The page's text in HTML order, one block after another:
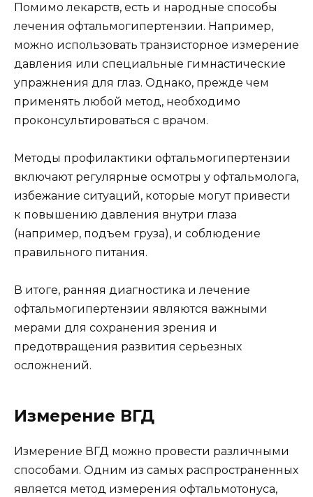
Помимо лекарств, есть и народные способы
лечения офтальмогипертензии. Например,
можно использовать транзисторное измерение
давления или специальные гимнастические
упражнения для глаз. Однако, прежде чем
применять любой метод, необходимо
проконсультироваться с врачом.
Методы профилактики офтальмогипертензии
включают регулярные осмотры у офтальмолога,
избежание ситуаций, которые могут привести
к повышению давления внутри глаза
(например, подъем груза), и соблюдение
правильного питания.
В итоге, ранняя диагностика и лечение
офтальмогипертензии являются важными
мерами для сохранения зрения и
предотвращения развития серьезных
осложнений.
Измерение ВГД
Измерение ВГД можно провести различными
способами. Одним из самых распространенных
является метод измерения офтальмотонуса,